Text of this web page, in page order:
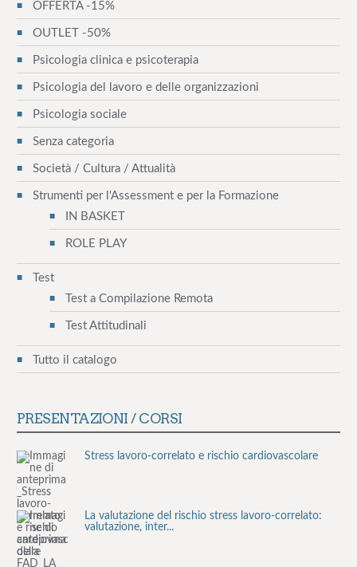
e
a
r
t
i
c
o
OFFERTA -15%
OUTLET -50%
Psicologia clinica e psicoterapia
Psicologia del lavoro e delle organizzazioni
Psicologia sociale
Senza categoria
Società / Cultura / Attualità
Strumenti per l'Assessment e per la Formazione
IN BASKET
ROLE PLAY
Test
Test a Compilazione Remota
Test Attitudinali
Tutto il catalogo
PRESENTAZIONI / CORSI
Stress lavoro-correlato e rischio cardiovascolare
La valutazione del rischio stress lavoro-correlato:
valutazione, inter...